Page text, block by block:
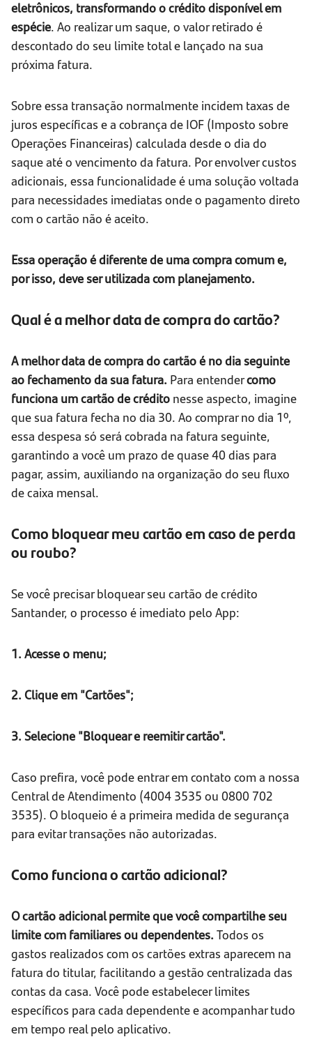
eletrônicos, transformando o crédito disponível em
espécie. Ao realizar um saque, o valor retirado é
descontado do seu limite total e lançado na sua
próxima fatura.
Sobre essa transação normalmente incidem taxas de
juros específicas e a cobrança de IOF (Imposto sobre
Operações Financeiras) calculada desde o dia do
saque até o vencimento da fatura. Por envolver custos
adicionais, essa funcionalidade é uma solução voltada
para necessidades imediatas onde o pagamento direto
com o cartão não é aceito.
Essa operação é diferente de uma compra comum e,
por isso, deve ser utilizada com planejamento.
Qual é a melhor data de compra do cartão?
A melhor data de compra do cartão é no dia seguinte
ao fechamento da sua fatura. Para entendercomo
funciona um cartão de crédito nesse aspecto, imagine
que sua fatura fecha no dia 30. Ao comprar no dia 1º,
essa despesa só será cobrada na fatura seguinte,
garantindo a você um prazo de quase 40 dias para
pagar, assim, auxiliando na organização do seu fluxo
de caixa mensal.
Como bloquear meu cartão em caso de perda
ou roubo?
Se você precisar bloquear seu cartão de crédito
Santander, o processo é imediato pelo App:
1. Acesse o menu;
2. Clique em "Cartões";
3. Selecione "Bloquear e reemitir cartão".
Caso prefira, você pode entrar em contato com a nossa
Central de Atendimento (4004 3535 ou 0800 702
3535). O bloqueio é a primeira medida de segurança
para evitar transações não autorizadas.
Como funciona o cartão adicional?
O cartão adicional permite que você compartilhe seu
limite com familiares ou dependentes. Todos os
gastos realizados com os cartões extras aparecem na
fatura do titular, facilitando a gestão centralizada das
contas da casa. Você pode estabelecer limites
específicos para cada dependente e acompanhar tudo
em tempo real pelo aplicativo.